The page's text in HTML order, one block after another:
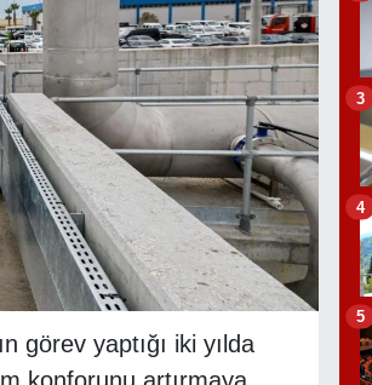
görev yaptığı iki yılda
3
4
5